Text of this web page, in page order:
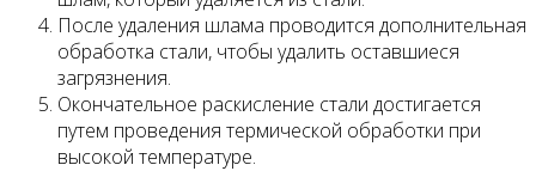
После удаления шлама проводится дополнительная
обработка стали, чтобы удалить оставшиеся
загрязнения.
Окончательное раскисление стали достигается
путем проведения термической обработки при
высокой температуре.